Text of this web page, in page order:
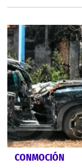
CONMOCIÓN